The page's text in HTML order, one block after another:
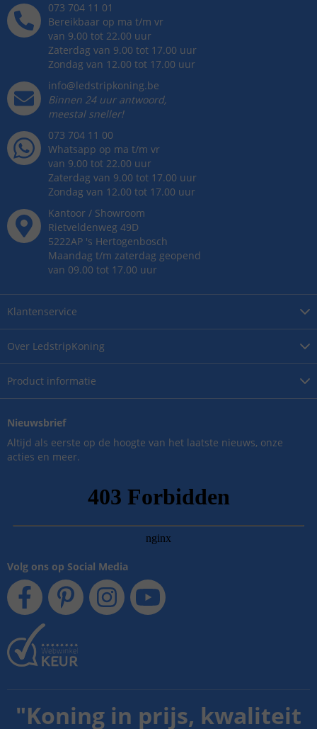
Over LedstripKoning
Product informatie
Klantenservice
073 704 11 01
Bereikbaar op ma t/m vr
van 9.00 tot 22.00 uur
Zaterdag van 9.00 tot 17.00 uur
Zondag van 12.00 tot 17.00 uur
info@ledstripkoning.be
Binnen 24 uur antwoord,
meestal sneller!
073 704 11 00
Whatsapp op ma t/m vr
van 9.00 tot 22.00 uur
Zaterdag van 9.00 tot 17.00 uur
Zondag van 12.00 tot 17.00 uur
Kantoor / Showroom
Rietveldenweg 49D
5222AP 's Hertogenbosch
Maandag t/m zaterdag geopend
van 09.00 tot 17.00 uur
Nieuwsbrief
Altijd als eerste op de hoogte van het laatste nieuws, onze
acties en meer.
Volg ons op Social Media
"Koning in prijs, kwaliteit